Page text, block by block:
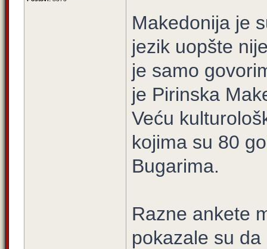
Makedonija je
jezik uopšte
je samo
je Pirinska
Veću
kojima su 80
Bugarima.
Razne ankete
pokazale su